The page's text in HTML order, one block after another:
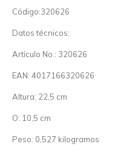
Código:320626
Datos técnicos:
Artículo No.: 320626
EAN: 4017166320626
Altura: 22,5 cm
O: 10,5 cm
Peso: 0,527 kilogramos